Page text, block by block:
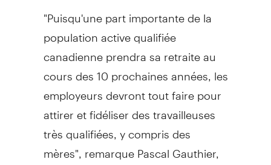
"Puisqu'une part importante de la
population active qualifiée
canadienne prendra sa retraite au
cours des 10 prochaines années, les
employeurs devront tout faire pour
attirer et fidéliser des travailleuses
très qualifiées, y compris des
mères", remarque Pascal Gauthier,